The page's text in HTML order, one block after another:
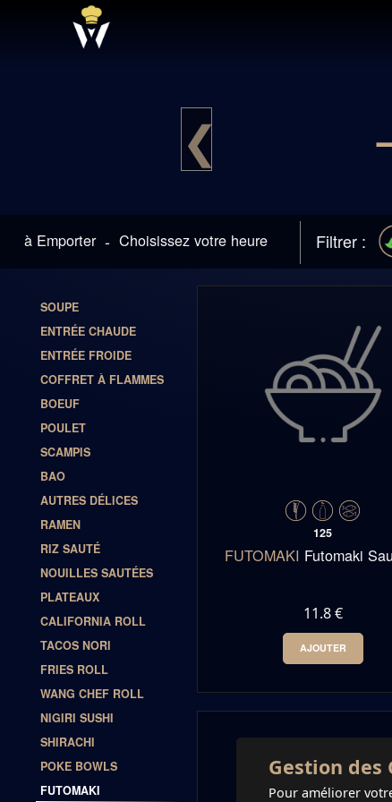
Gestion des
Pour améliorer
❮
à Emporter - Choisissez votre heure Filtrer :
SOUPE
ENTRÉE CHAUDE
ENTRÉE FROIDE
COFFRET À FLAMMES
BOEUF
POULET
SCAMPIS
BAO
AUTRES DÉLICES
RAMEN
RIZ SAUTÉ
NOUILLES SAUTÉES
PLATEAUX
CALIFORNIA ROLL
TACOS NORI
FRIES ROLL
WANG CHEF ROLL
NIGIRI SUSHI
SHIRACHI
POKE BOWLS
FUTOMAKI
125
FUTOMAKI Futomaki
11.8 €
AJOUTER